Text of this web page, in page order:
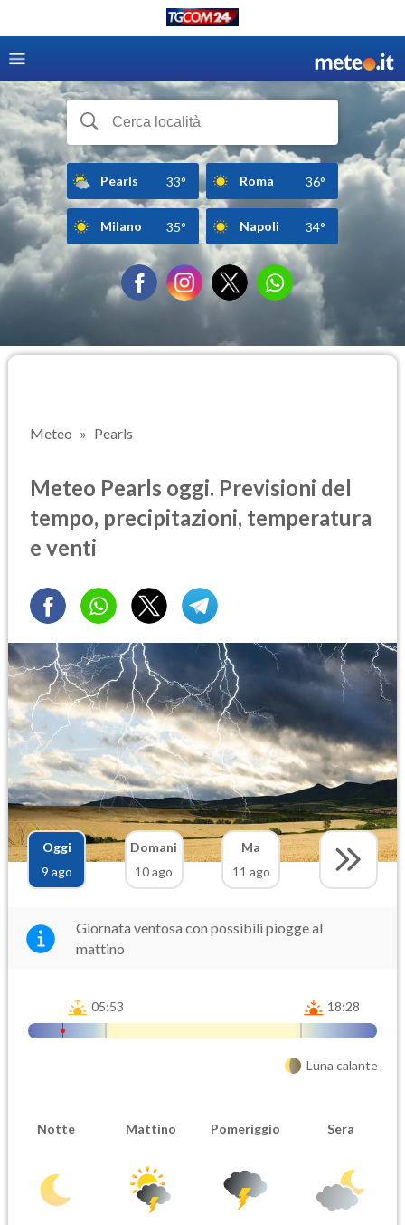
Pearls 33° Roma 36°
Milano 35° Napoli 34°
Meteo Pearls
Meteo Pearls oggi. Previsioni del
tempo, precipitazioni, temperatura
e venti
Oggi
9 ago
Domani
10 ago
Ma
11 ago
Giornata ventosa con possibili piogge al
mattino
05:53 18:28
Luna calante
Notte Mattino Pomeriggio Sera